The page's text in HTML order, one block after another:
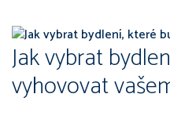
Jak vybrat
vyhovovat